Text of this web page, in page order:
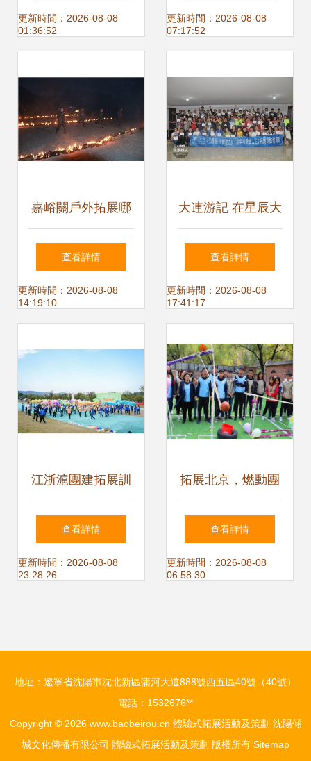
訓，打造高績效企
更新時間：2026-08-08
01:36:52
策劃的新浪潮
更新時間：2026-08-08
07:17:52
嘉峪關戶外拓展哪
家好？企業博客網
精選推薦
查看詳情
更新時間：2026-08-08
14:19:10
大連游記 在星辰大
海間拓展生命的維
度
查看詳情
更新時間：2026-08-08
17:41:17
江浙滬團建拓展訓
練 戶外活動全流程
執行策劃與體驗式
查看詳情
更新時間：2026-08-08
23:28:26
拓展北京，燃動團
隊——集結最佳北
京團建、拓展訓練
查看詳情
更新時間：2026-08-08
06:58:30
地址：遼寧省沈陽市沈北新區蒲河大道888號西五區40號（40號）
電話：1532676**
Copyright © 2026 www.baobeirou.cn 體驗式拓展活動及策劃 沈陽傾
城文化傳播有限公司 體驗式拓展活動及策劃 版權所有 Sitemap